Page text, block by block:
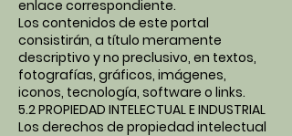
enlace correspondiente.
Los contenidos de este portal
consistirán, a título meramente
descriptivo y no preclusivo, en textos,
fotografías, gráficos, imágenes,
iconos, tecnología, software o links.
5.2 PROPIEDAD INTELECTUAL E INDUSTRIAL
Los derechos de propiedad intelectual